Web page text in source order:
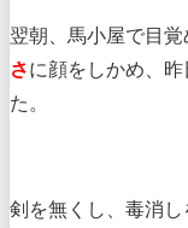
翌朝、馬小屋で目
さに顔をしかめ、
た。
剣を無くし、毒消し